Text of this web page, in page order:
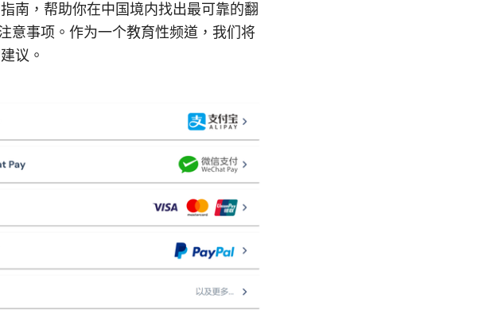
南，帮助你在中国境内找出最可靠的翻
意事项。作为一个教育性频道，我们将
议。